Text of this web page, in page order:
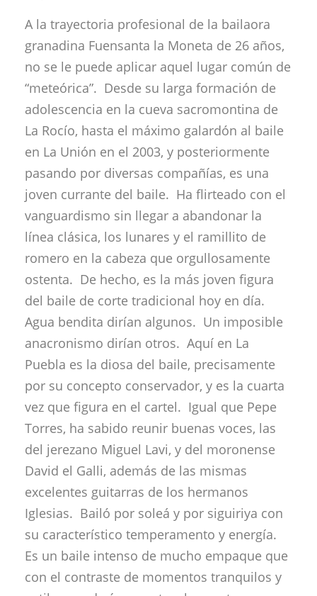
A la trayectoria profesional de la bailaora
granadina Fuensanta la Moneta de 26 años,
no se le puede aplicar aquel lugar común de
“meteórica”. Desde su larga formación de
adolescencia en la cueva sacromontina de
La Rocío, hasta el máximo galardón al baile
en La Unión en el 2003, y posteriormente
pasando por diversas compañías, es una
joven currante del baile. Ha flirteado con el
vanguardismo sin llegar a abandonar la
línea clásica, los lunares y el ramillito de
romero en la cabeza que orgullosamente
ostenta. De hecho, es la más joven figura
del baile de corte tradicional hoy en día.
Agua bendita dirían algunos. Un imposible
anacronismo dirían otros. Aquí en La
Puebla es la diosa del baile, precisamente
por su concepto conservador, y es la cuarta
vez que figura en el cartel. Igual que Pepe
Torres, ha sabido reunir buenas voces, las
del jerezano Miguel Lavi, y del moronense
David el Galli, además de las mismas
excelentes guitarras de los hermanos
Iglesias. Bailó por soleá y por siguiriya con
su característico temperamento y energía.
Es un baile intenso de mucho empaque que
con el contraste de momentos tranquilos y